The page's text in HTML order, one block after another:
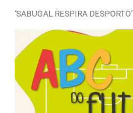
‘SABUGAL RESPIRA DESPORTO’